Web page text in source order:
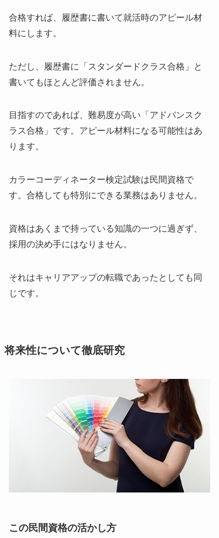
合格すれば、履歴書に書いて就活時のアピール材
料にします。
ただし、履歴書に「スタンダードクラス合格」と
書いてもほとんど評価されません。
目指すのであれば、難易度が高い「アドバンスク
ラス合格」です。アピール材料になる可能性はあ
ります。
カラーコーディネーター検定試験は民間資格で
す。合格しても特別にできる業務はありません。
資格はあくまで持っている知識の一つに過ぎず、
採用の決め手にはなりません。
それはキャリアアップの転職であったとしても同
じです。
将来性について徹底研究
この民間資格の活かし方